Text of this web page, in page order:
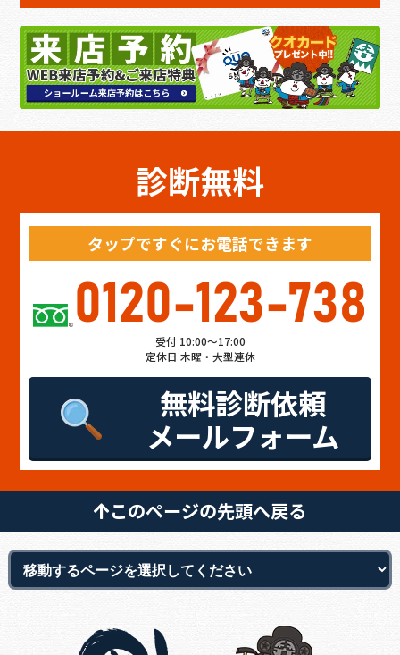
診断無料
タップですぐにお電話できます
0120-123-738
受付 10:00～17:00
定休日 木曜・大型連休
無料診断依頼
メールフォーム
このページの先頭へ戻る